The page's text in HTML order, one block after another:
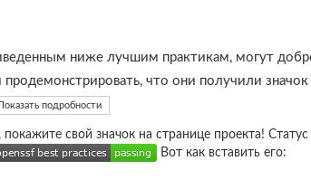
ниже лучшим практикам, могут
что они получили значок
Показать подробности
свой значок на странице проекта! Статус
Вот как вставить его: